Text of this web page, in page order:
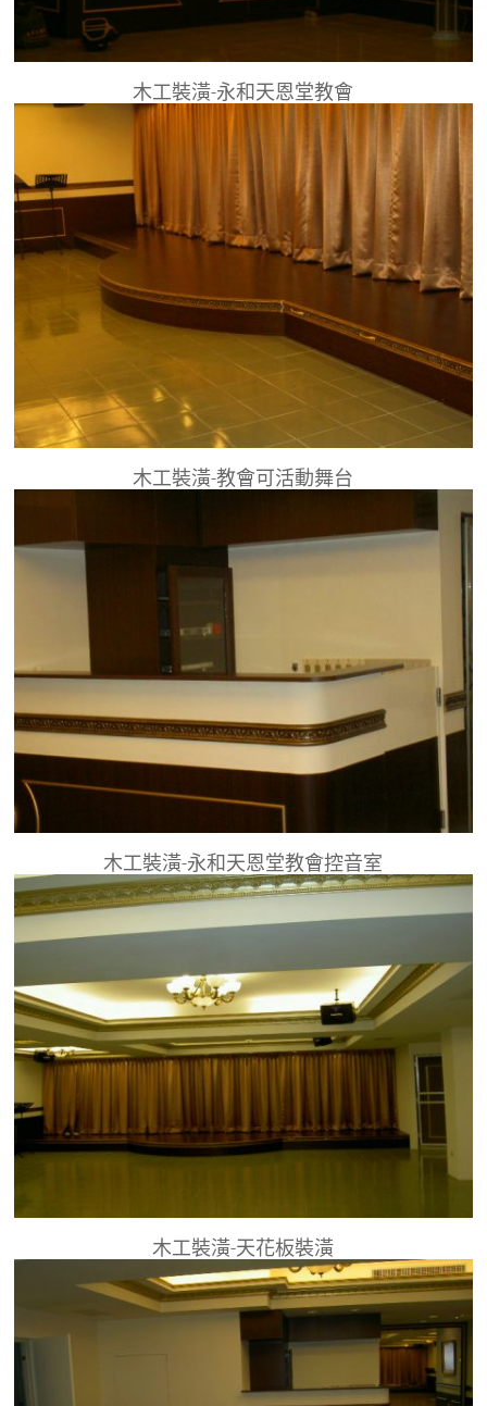
木工裝潢-永和天恩堂教會
木工裝潢-教會可活動舞台
木工裝潢-永和天恩堂教會控音室
木工裝潢-天花板裝潢